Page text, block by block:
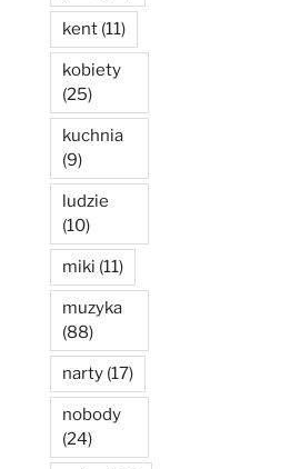
kent (11)
kobiety
(25)
kuchnia
(9)
ludzie
(10)
miki (11)
muzyka
(88)
narty (17)
nobody
(24)